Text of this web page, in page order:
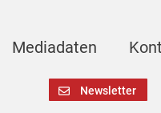
Mediadaten
Newsletter